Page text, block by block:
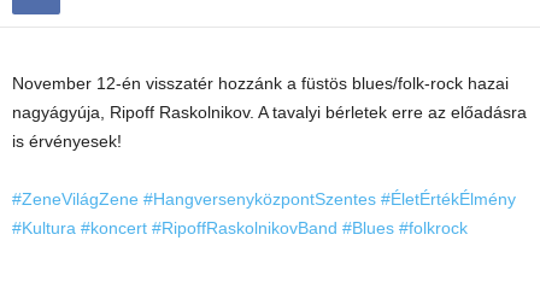
November 12-én visszatér hozzánk a füstös blues/folk-rock hazai
nagyágyúja, Ripoff Raskolnikov. A tavalyi bérletek erre az előadásra
is érvényesek!
#ZeneVilágZene #HangversenyközpontSzentes #ÉletÉrtékÉlmény
#Kultura #koncert #RipoffRaskolnikovBand #Blues #folkrock